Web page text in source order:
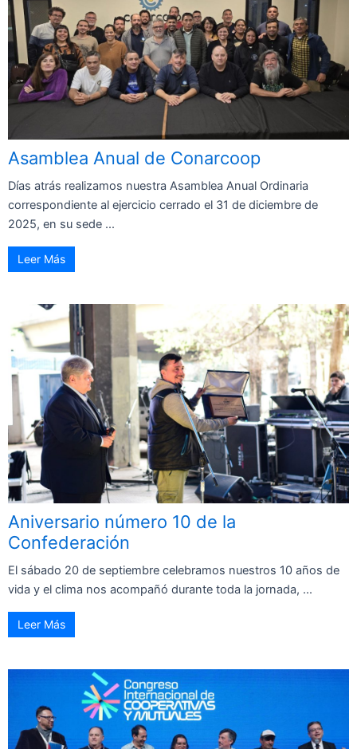
Asamblea Anual de Conarcoop
Días atrás realizamos nuestra Asamblea Anual Ordinaria
correspondiente al ejercicio cerrado el 31 de diciembre de
2025, en su sede ...
Leer Más
Aniversario número 10 de la
Confederación
El sábado 20 de septiembre celebramos nuestros 10 años de
vida y el clima nos acompañó durante toda la jornada, ...
Leer Más